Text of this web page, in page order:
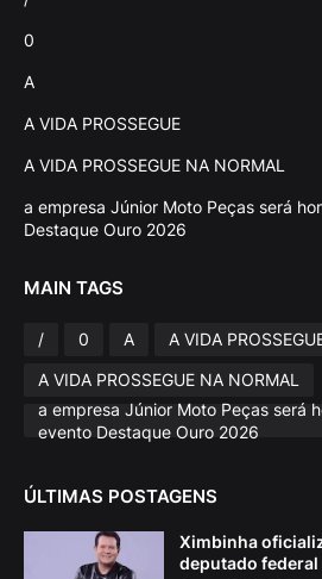
0
A
A VIDA PROSSEGUE
A VIDA PROSSEGUE NA NORMAL
a empresa Júnior Moto Peças será
Destaque Ouro 2026
MAIN TAGS
/ 0 A
A VIDA
A VIDA PROSSEGUE NA NORMAL
a empresa Júnior Moto Peças será
evento Destaque Ouro 2026
ÚLTIMAS POSTAGENS
Ximbinha
deputado federal